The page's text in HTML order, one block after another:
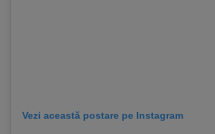
Vezi această postare pe Instagram